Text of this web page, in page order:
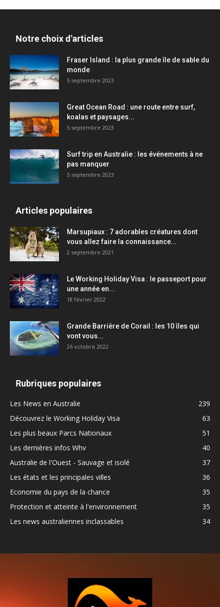
Notre choix d'articles
Fraser Island : la plus grande île de sable du
monde
5 septembre 2023
Great Ocean Road : une route entre surf,
koalas et paysages...
5 septembre 2023
Surf trip en Australie : les événements à ne
pas manquer
5 septembre 2023
Articles populaires
Marsupiaux : 7 adorables créatures dont
vous allez faire la connaissance...
2 septembre 2021
Le Working Holiday Visa : le passeport pour
une année en...
18 février 2022
Grande Barrière de Corail : les 10 îles qui
vont vous...
26 octobre 2022
Rubriques populaires
Les News en Australie
239
Découvrez le Working Holiday Visa
63
Les plus beaux Parcs Nationaux
51
Les dernières infos Whv
40
Australie de l'Ouest - Sauvage et isolé
37
Les états et les principales villes
36
Economie du pays de la chance
35
Protection et atteinte à l'environnement
35
Les news australiennes inclassables
34